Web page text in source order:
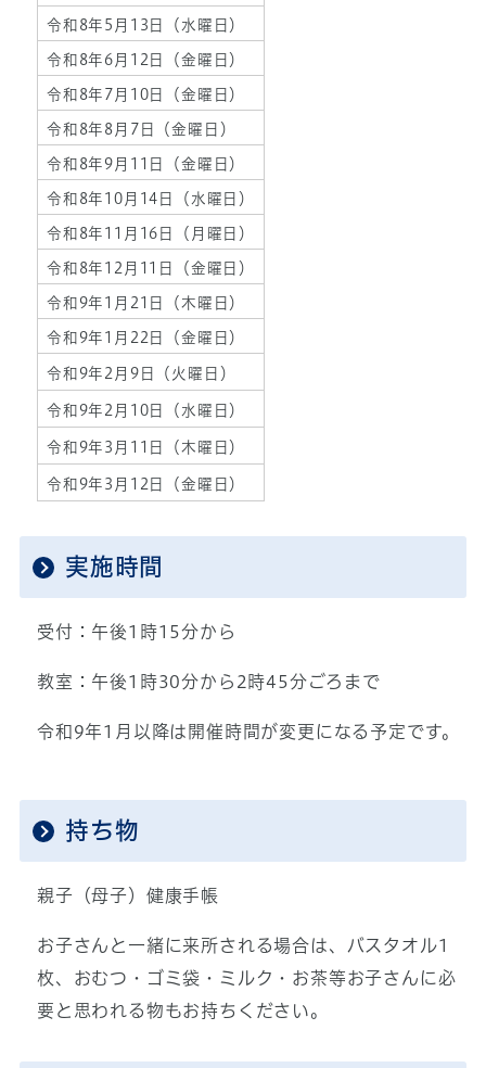
令和8年5月13日（水曜日）
令和8年6月12日（金曜日）
令和8年7月10日（金曜日）
令和8年8月7日（金曜日）
令和8年9月11日（金曜日）
令和8年10月14日（水曜日）
令和8年11月16日（月曜日）
令和8年12月11日（金曜日）
令和9年1月21日（木曜日）
令和9年1月22日（金曜日）
令和9年2月9日（火曜日）
令和9年2月10日（水曜日）
令和9年3月11日（木曜日）
令和9年3月12日（金曜日）
実施時間
受付：午後1時15分から
教室：午後1時30分から2時45分ごろまで
令和9年1月以降は開催時間が変更になる予定です。
持ち物
親子（母子）健康手帳
お子さんと一緒に来所される場合は、バスタオル1
枚、おむつ・ゴミ袋・ミルク・お茶等お子さんに必
要と思われる物もお持ちください。